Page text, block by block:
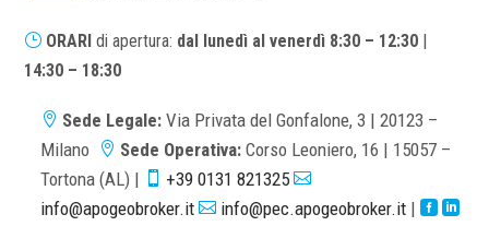
} ORARI di apertura: dal lunedì al venerdì 8:30 – 12:30 |
14:30 – 18:30
 Sede Legale: Via Privata del Gonfalone, 3 | 20123 –
Milano
 Sede Operativa: Corso Leoniero, 16 | 15057 –
Tortona (AL) |
 +39 0131 821325 
info@apogeobroker.it  info@pec.apogeobroker.it | 